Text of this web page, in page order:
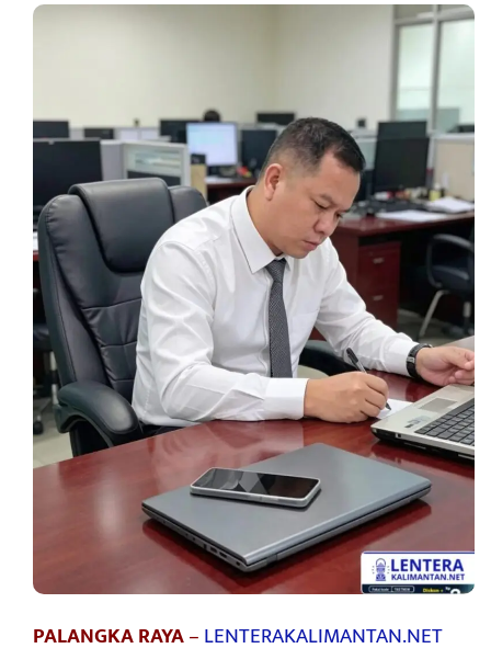
PALANGKA RAYA–LENTERAKALIMANTAN.NET